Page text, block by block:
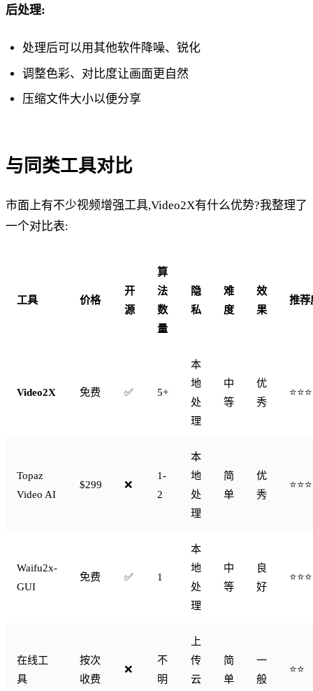
后处理:
处理后可以用其他软件降噪、锐化
调整色彩、对比度让画面更自然
压缩文件大小以便分享
与同类工具对比
市面上有不少视频增强工具,Video2X有什么优势?我整理了
一个对比表:
工具 价格
开
源
算
法
数
量
隐
私
难
度
效
果
推荐
Video2X 免费 ✅ 5+
本
地
处
理
中
等
优
秀
Topaz
Video AI
$299 ❌
1-
2
本
地
处
理
简
单
优
秀
Waifu2x-
GUI
免费 ✅ 1
本
地
处
理
中
等
良
好
⭐⭐⭐
在线工
具
按次
收费
❌
不
明
上
传
云
简
单
一
般
⭐⭐